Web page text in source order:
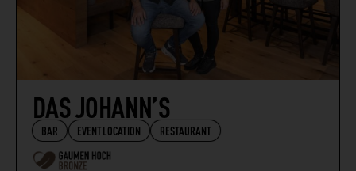
DAS JOHANN’S
BAR EVENTLOCATION RESTAURANT